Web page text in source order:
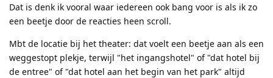
Dat is denk ik vooral waar iedereen ook bang voor is als ik zo
een beetje door de reacties heen scroll.
Mbt de locatie bij het theater: dat voelt een beetje aan als een
weggestopt plekje, terwijl "het ingangshotel" of "dat hotel bij
de entree" of "dat hotel aan het begin van het park" altijd